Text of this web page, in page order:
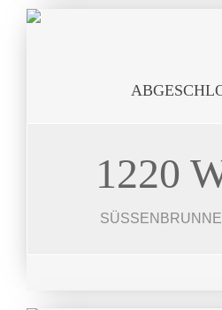
1220
25 Wohneinheiten